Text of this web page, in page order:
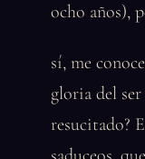
ocho años),
sí, me
gloria del ser
resucitado?